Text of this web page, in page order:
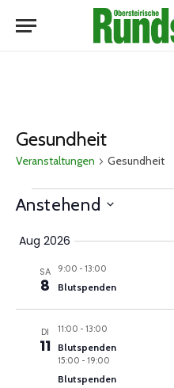
Gesundheit
Veranstaltungen Gesundheit
Veranstaltungen
Anstehend
date.
Aug 2026
SA
8
9:00 - 13:00
Blutspenden
DI
11
11:00 - 13:00
Blutspenden
15:00 - 19:00
Blutspenden